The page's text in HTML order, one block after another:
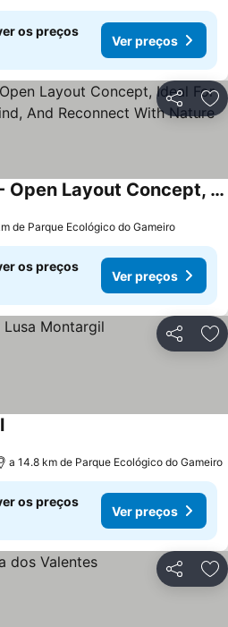
os preços
Ver preços
Partilhar
The Oak Tree Farm - Open Layout Concept, Ideal For Families - Unplug, Unwind, And Reconnect With Nature
de Parque Ecológico do Gameiro
os preços
Ver preços
Partilhar
Ver preços
a 14.8 km de Parque Ecológico do Gameiro
os preços
Ver preços
Partilhar